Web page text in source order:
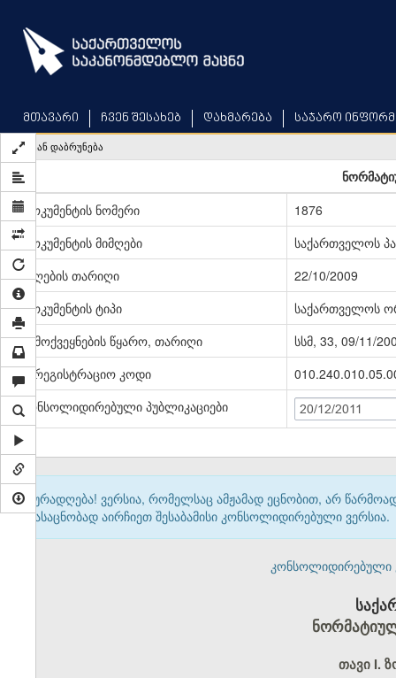
main
content
მთავარი ჩვენ შესახებ დახმარება საჯარო
უკან დაბრუნება
დოკუმენტის ნომერი
1876
დოკუმენტის მიმღები
საქართველოს
მიღების თარიღი
22/10/2009
დოკუმენტის ტიპი
საქართველოს
გამოქვეყნების წყარო, თარიღი
სსმ, 33, 09/11/
სარეგისტრაციო კოდი
კონსოლიდირებული პუბლიკაციები
20/12/2011
ყურადღება! ვერსია, რომელსაც ამჟამად ეცნობით, არ
გასაცნობად აირჩიეთ შესაბამისი კონსოლიდირებული ვერსია.
კონსოლიდირებული
თავი I.